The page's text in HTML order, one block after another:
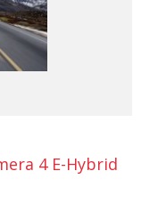
4 E-Hybrid